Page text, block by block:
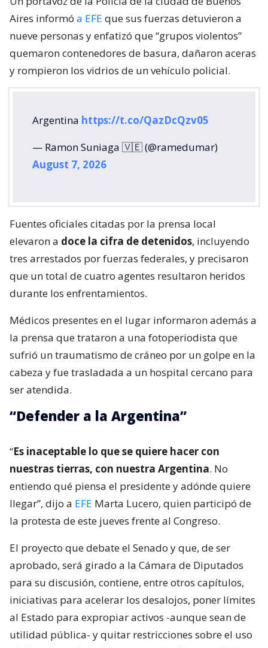
Aires informó a EFE que sus fuerzas detuvieron a
nueve personas y enfatizó que “grupos violentos”
quemaron contenedores de basura, dañaron aceras
y rompieron los vidrios de un vehículo policial.
Argentina https://t.co/QazDcQzv05
— Ramon Suniaga 🇻🇪 (@ramedumar)
August 7, 2026
Fuentes oficiales citadas por la prensa local
elevaron a doce la cifra de detenidos, incluyendo
tres arrestados por fuerzas federales, y precisaron
que un total de cuatro agentes resultaron heridos
durante los enfrentamientos.
Médicos presentes en el lugar informaron además a
la prensa que trataron a una fotoperiodista que
sufrió un traumatismo de cráneo por un golpe en la
cabeza y fue trasladada a un hospital cercano para
ser atendida.
“Defender a la Argentina”
“Es inaceptable lo que se quiere hacer con
nuestras tierras, con nuestra Argentina. No
entiendo qué piensa el presidente y adónde quiere
llegar”, dijo a EFE Marta Lucero, quien participó de
la protesta de este jueves frente al Congreso.
El proyecto que debate el Senado y que, de ser
aprobado, será girado a la Cámara de Diputados
para su discusión, contiene, entre otros capítulos,
iniciativas para acelerar los desalojos, poner límites
al Estado para expropiar activos -aunque sean de
utilidad pública- y quitar restricciones sobre el uso